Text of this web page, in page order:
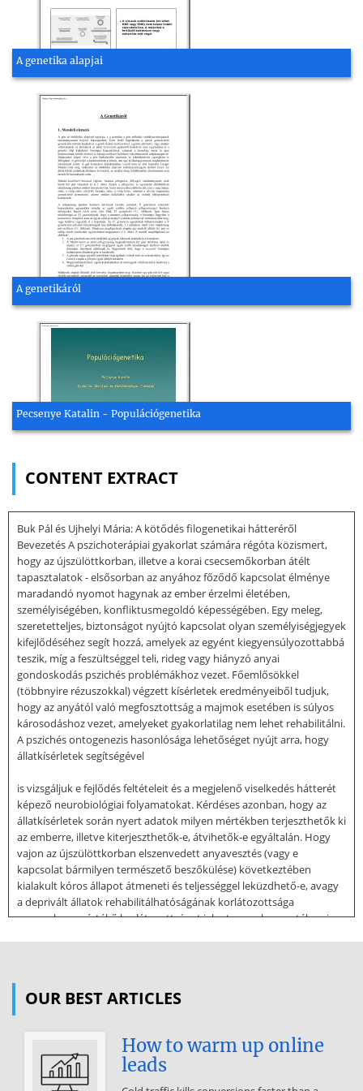
A genetika alapjai
A genetikáról
Pecsenye Katalin - Populációgenetika
CONTENT EXTRACT
Buk Pál és Ujhelyi Mária: A kötődés filogenetikai hátteréről
Bevezetés A pszichoterápiai gyakorlat számára régóta közismert,
hogy az újszülöttkorban, illetve a korai csecsemőkorban átélt
tapasztalatok - elsősorban az anyához főződő kapcsolat élménye
maradandó nyomot hagynak az ember érzelmi életében,
személyiségében, konfliktusmegoldó képességében. Egy meleg,
szeretetteljes, biztonságot nyújtó kapcsolat olyan személyiségjegyek
kifejlődéséhez segít hozzá, amelyek az egyént kiegyensúlyozottabbá
teszik, míg a feszültséggel teli, rideg vagy hiányzó anyai
gondoskodás pszichés problémákhoz vezet. Főemlősökkel
(többnyire rézuszokkal) végzett kísérletek eredményeiből tudjuk,
hogy az anyától való megfosztottság a majmok esetében is súlyos
károsodáshoz vezet, amelyeket gyakorlatilag nem lehet rehabilitálni.
A pszichés ontogenezis hasonlósága lehetőséget nyújt arra, hogy
állatkísérletek segítségével
is vizsgáljuk e fejlődés feltételeit és a megjelenő viselkedés hátterét
képező neurobiológiai folyamatokat. Kérdéses azonban, hogy az
állatkísérletek során nyert adatok milyen mértékben terjeszthetők ki
az emberre, illetve kiterjeszthetők-e, átvihetők-e egyáltalán. Hogy
vajon az újszülöttkorban elszenvedett anyavesztés (vagy e
kapcsolat bármilyen természető beszőkülése) következtében
kialakult kóros állapot átmeneti és teljességgel leküzdhető-e, avagy
a deprivált állatok rehabilitálhatóságának korlátozottsága
ugyanolyan mértékő korlátozottságot jelent az ember esetében is.
generációváltások sorozata tartja fenn. Az élőlények -
nagyobb számban legyenek jelen a következő generációkban, azaz
minél sikeresebb legyen a reprodukciójuk. Ennek a sikernek
azonban nem feltétlenül az a biztosítéka, hogy az egyes ciklusokban
OUR BEST ARTICLES
How to warm up online
leads